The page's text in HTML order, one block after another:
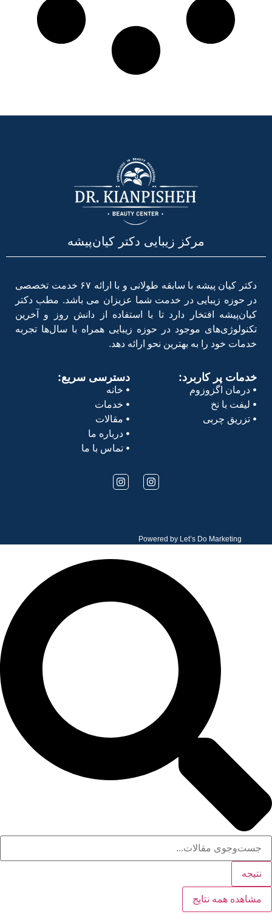
مرکز زیبایی دکتر کیان‌پیشه
دکتر کیان پیشه با سابقه طولانی و با ارائه ۶۷ خدمت تخصصی
در حوزه زیبایی در خدمت شما عزیزان می باشد. مطب دکتر
کیان‌پیشه افتخار دارد تا با استفاده از دانش روز و آخرین
تکنولوژی‌های موجود در حوزه زیبایی همراه با سال‌ها تجربه
خدمات خود را به بهترین نحو ارائه دهد.
خدمات پر کاربرد:
درمان اگزوزوم
لیفت با نخ
تزریق چربی
دسترسی سریع:
خانه
خدمات
مقالات
درباره ما
تماس با ما
Powered by Let’s Do Marketing
نتیجه
مشاهده همه نتایج